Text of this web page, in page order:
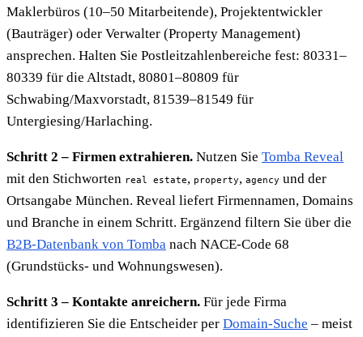
Maklerbüros (10–50 Mitarbeitende), Projektentwickler
(Bauträger) oder Verwalter (Property Management)
ansprechen. Halten Sie Postleitzahlenbereiche fest: 80331–
80339 für die Altstadt, 80801–80809 für
Schwabing/Maxvorstadt, 81539–81549 für
Untergiesing/Harlaching.
Schritt 2 – Firmen extrahieren. Nutzen Sie Tomba Reveal
mit den Stichworten real estate, property, agency und der
Ortsangabe München. Reveal liefert Firmennamen, Domains
und Branche in einem Schritt. Ergänzend filtern Sie über die
B2B-Datenbank von Tomba nach NACE-Code 68
(Grundstücks- und Wohnungswesen).
Schritt 3 – Kontakte anreichern. Für jede Firma
identifizieren Sie die Entscheider per Domain-Suche – meist